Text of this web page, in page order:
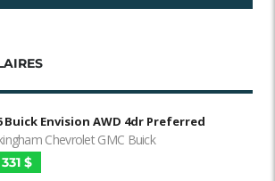
Buick Envision AWD 4dr Preferred
Chevrolet GMC Buick
$